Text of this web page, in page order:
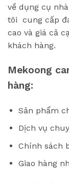
về dụng cụ
tôi cung cấp
cao và giá cả
khách hàng.
Mekoong
hàng:
Sản phẩm
Dịch vụ
Chính sách
Giao hàng